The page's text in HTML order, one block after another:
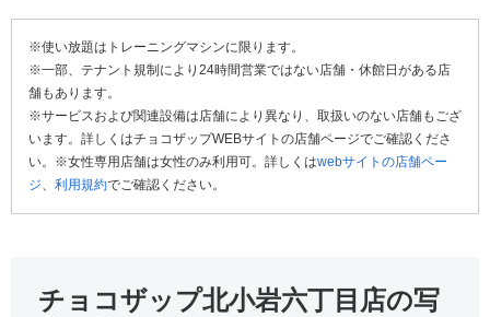
※使い放題はトレーニングマシンに限ります。
※一部、テナント規制により24時間営業ではない店舗・休館日がある店
舗もあります。
※サービスおよび関連設備は店舗により異なり、取扱いのない店舗もござ
います。詳しくはチョコザップWEBサイトの店舗ページでご確認くださ
い。※女性専用店舗は女性のみ利用可。詳しくはwebサイトの店舗ペー
ジ、 利用規約でご確認ください。
チョコザップ北小岩六丁目店の写